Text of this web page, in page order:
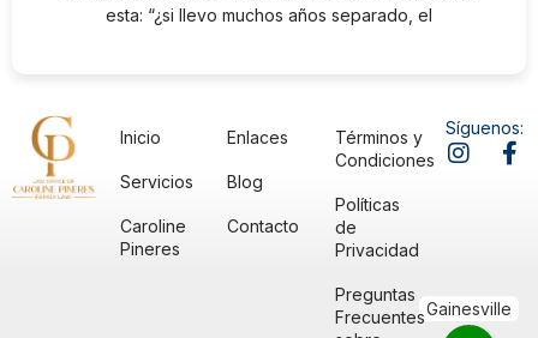
esta: “¿si llevo muchos años separado, el
Inicio
Servicios
Caroline
Pineres
Enlaces
Blog
Contacto
Términos y
Condiciones
Políticas
de
Privacidad
Preguntas
Frecuentes
Síguenos: